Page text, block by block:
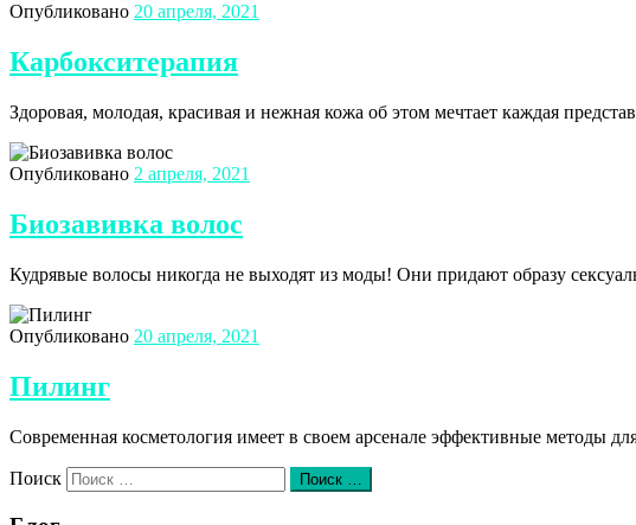
Опубликовано 20 апреля, 2021
Карбокситерапия
Здоровая, молодая, красивая и нежная кожа об этом мечтает каждая
Опубликовано 2 апреля, 2021
Биозавивка волос
Кудрявые волосы никогда не выходят из моды! Они придают образу
Опубликовано 20 апреля, 2021
Пилинг
Современная косметология имеет в своем арсенале эффективные
Поиск Поиск …